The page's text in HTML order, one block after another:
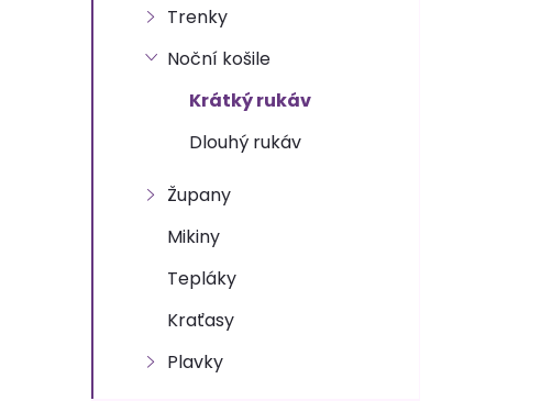
Trenky
Noční košile
Krátký rukáv
Dlouhý rukáv
Župany
Mikiny
Tepláky
Kraťasy
Plavky